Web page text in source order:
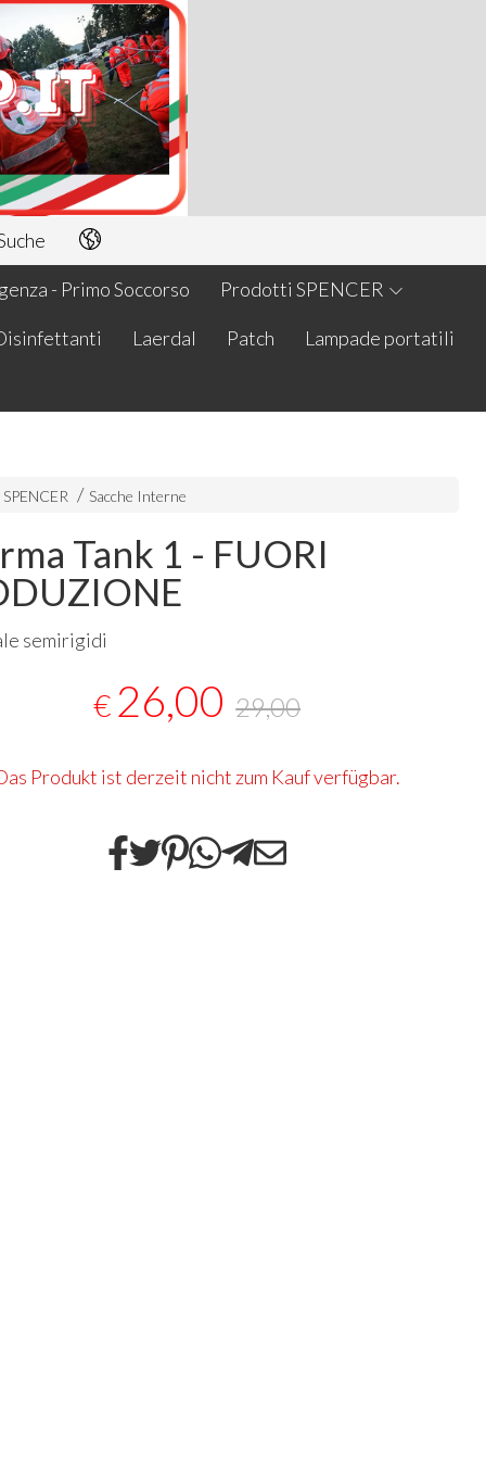
- Primo Soccorso Prodotti SPENCER
Laerdal Patch Lampade portatili
Sacche Interne
Tank 1 - FUORI
semirigidi
€ 26,00 29,00
Produkt ist derzeit nicht zum Kauf verfügbar.